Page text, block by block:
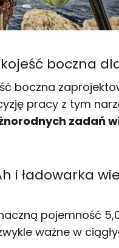
boczna
boczna
pracy z tym
zadań
i ładowarka
pojemność
ważne w